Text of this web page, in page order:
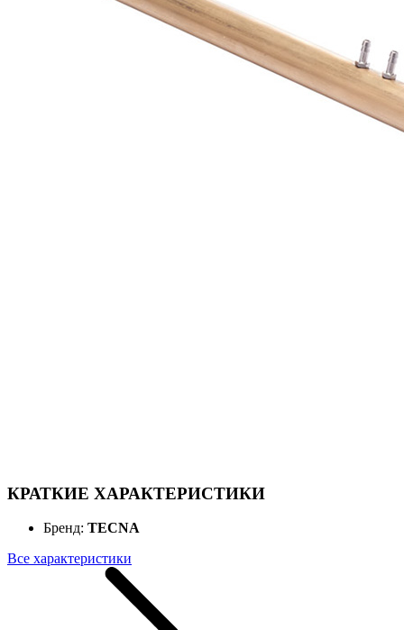
КРАТКИЕ ХАРАКТЕРИСТИКИ
Бренд: TECNA
Все характеристики